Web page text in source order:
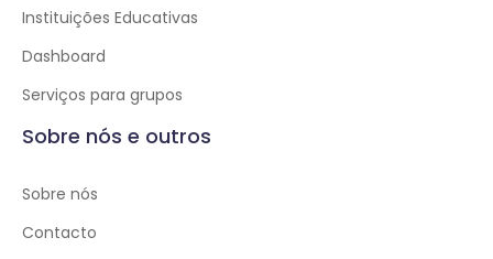
Instituições Educativas
Dashboard
Serviços para grupos
Sobre nós e outros
Sobre nós
Contacto